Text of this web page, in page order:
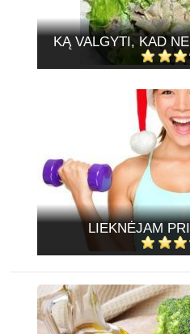
KĄ VALGYTI, KAD
LIEKNĖJAM